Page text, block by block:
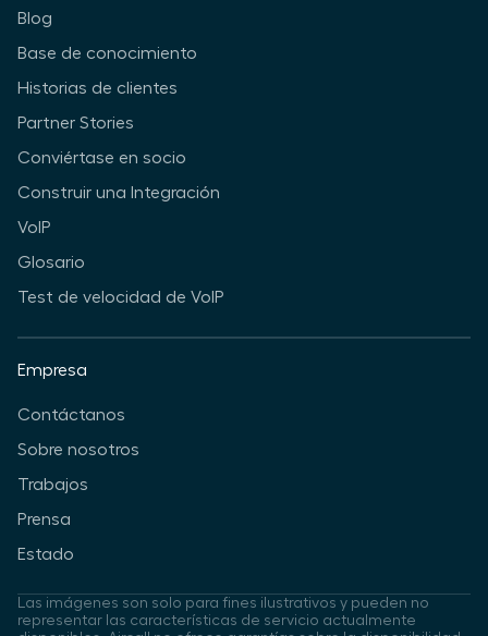
Blog
Base de conocimiento
Historias de clientes
Partner Stories
Conviértase en socio
Construir una Integración
VoIP
Glosario
Test de velocidad de VoIP
Empresa
Contáctanos
Sobre nosotros
Trabajos
Prensa
Estado
Las imágenes son solo para fines ilustrativos y pueden no
representar las características de servicio actualmente